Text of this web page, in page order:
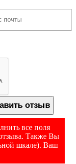
отзыв
все поля
Также Вы
шкале). Ваш